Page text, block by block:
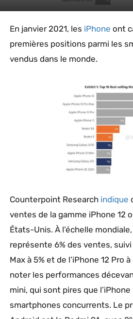
En janvier 2021, les iPhone ont
premières positions parmi les
vendus dans le monde.
Counterpoint Research indique
ventes de la gamme iPhone 12
États-Unis. À l’échelle mondiale,
représente 6% des ventes, suivi
Max à 5% et de l’iPhone 12 Pro
noter les performances
mini, qui sont pires que l’iPhone
smartphones concurrents. Le